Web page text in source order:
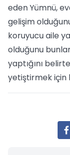
eden Yümnü,
gelişim
koruyucu aile
olduğunu
yaptığını
yetiştirmek için